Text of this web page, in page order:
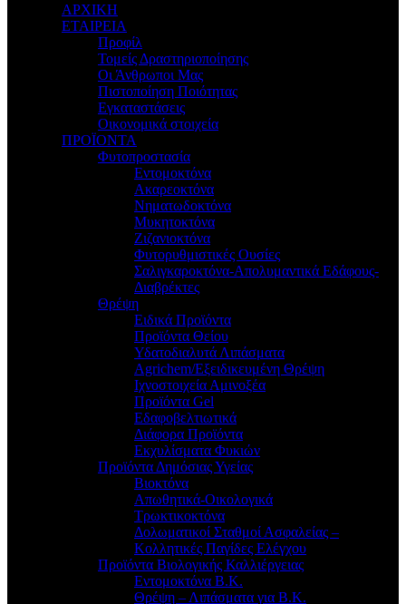
ΑΡΧΙΚΗ
ΕΤΑΙΡΕΙΑ
Προφίλ
Τομείς Δραστηριοποίησης
Οι Άνθρωποι Μας
Πιστοποίηση Ποιότητας
Εγκαταστάσεις
Οικονομικά στοιχεία
ΠΡΟΪΟΝΤΑ
Φυτοπροστασία
Εντομοκτόνα
Ακαρεοκτόνα
Νηματωδοκτόνα
Μυκητοκτόνα
Ζιζανιοκτόνα
Φυτορυθμιστικές Ουσίες
Σαλιγκαροκτόνα-Απολυμαντικά Εδάφους-
Διαβρέκτες
Θρέψη
Ειδικά Προϊόντα
Προϊόντα Θείου
Υδατοδιαλυτά Λιπάσματα
Agrichem/Εξειδικευμένη Θρέψη
Ιχνοστοιχεία Αμινοξέα
Προϊόντα Gel
Εδαφοβελτιωτικά
Διάφορα Προϊόντα
Εκχυλίσματα Φυκιών
Προϊόντα Δημόσιας Υγείας
Βιοκτόνα
Απωθητικά-Οικολογικά
Τρωκτικοκτόνα
Δολωματικοί Σταθμοί Ασφαλείας –
Κολλητικές Παγίδες Ελέγχου
Προϊόντα Βιολογικής Καλλιέργειας
Εντομοκτόνα Β.Κ.
Θρέψη – Λιπάσματα για Β.Κ.